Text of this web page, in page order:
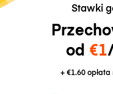
Stawki
od €1
+€1.60opłata